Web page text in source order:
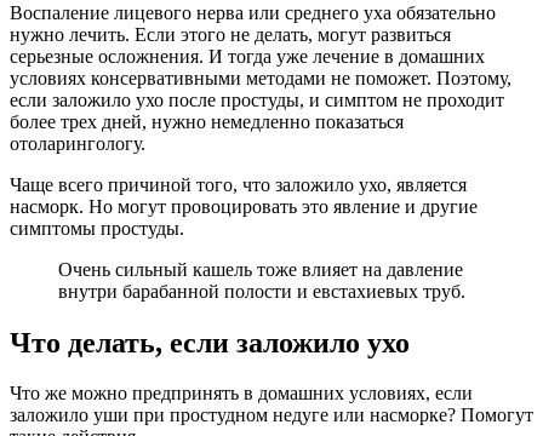
Воспаление лицевого нерва или среднего уха обязательно
нужно лечить. Если этого не делать, могут развиться
серьезные осложнения. И тогда уже лечение в домашних
условиях консервативными методами не поможет. Поэтому,
если заложило ухо после простуды, и симптом не проходит
более трех дней, нужно немедленно показаться
отоларингологу.
Чаще всего причиной того, что заложило ухо, является
насморк. Но могут провоцировать это явление и другие
симптомы простуды.
Очень сильный кашель тоже влияет на давление
внутри барабанной полости и евстахиевых труб.
Что делать, если заложило ухо
Что же можно предпринять в домашних условиях, если
заложило уши при простудном недуге или насморке? Помогут